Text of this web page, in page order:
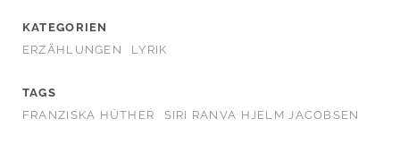
KATEGORIEN
ERZÄHLUNGEN
LYRIK
TAGS
FRANZISKA HÜTHER
SIRI RANVA HJELM JACOBSEN